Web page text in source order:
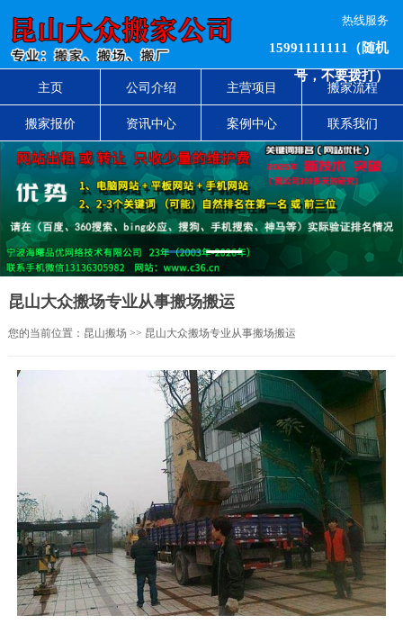
热线服务
15991111111（随机
号，不要拨打）
主页 公司介绍 主营项目 搬家流程
搬家报价 资讯中心 案例中心 联系我们
1 2
昆山大众搬场专业从事搬场搬运
您的当前位置： 昆山搬场 >> 昆山大众搬场专业从事搬场搬运